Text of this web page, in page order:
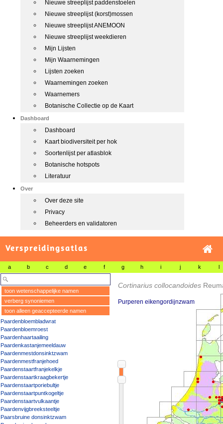
Nieuwe streeplijst paddenstoelen
Nieuwe streeplijst (korst)mossen
Nieuwe streeplijst ANEMOON
Nieuwe streeplijst weekdieren
Mijn Lijsten
Mijn Waarnemingen
Lijsten zoeken
Waarnemingen zoeken
Waarnemers
Botanische Collectie op de Kaart
Dashboard
Dashboard
Kaart biodiversiteit per hok
Soortenlijst per atlasblok
Botanische hotspots
Literatuur
Over
Over deze site
Privacy
Beheerders en validatoren
Verspreidingsatlas
a b c d e f g h i j k l
toon wetenschappelijke namen
verberg synoniemen
toon alleen geaccepteerde namen
Paardenbloembladwrat
Paardenbloemroest
Paardenhaartaailing
Paardenkastanjemeeldauw
Paardenmestdonsinktzwam
Paardenmestfranjehoed
Paardenstaartfranjekelkje
Paardenstaartkraagbekertje
Paardenstaartporiebultje
Paardenstaartpuntkogeltje
Paardenstaartvulkaantje
Paardenvijgbreeksteeltje
Paarsbruine donsinktzwam
Cortinarius collocandoides
Purperen eikengordijnzwam